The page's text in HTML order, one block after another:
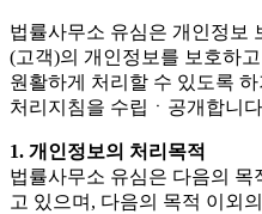
법률사무소 유심은 개인정보
(고객)의 개인정보를 보호하
원활하게 처리할 수 있도록
처리지침을 수립ㆍ공개합니
1. 개인정보의 처리목적
법률사무소 유심은 다음의
고 있으며, 다음의 목적 이외